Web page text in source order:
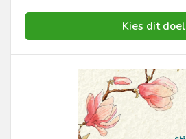
Kies dit doel